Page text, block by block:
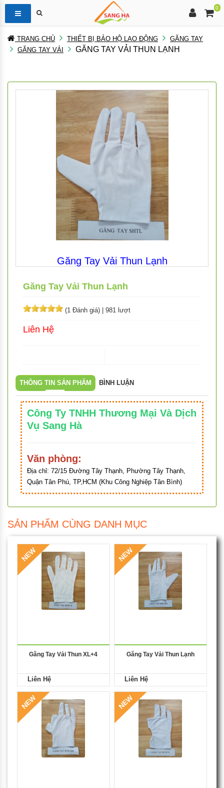
0
TRANG CHỦ THIẾT BỊ BẢO HỘ LAO ĐỘNG
GĂNG TAY
GĂNG TAY VẢI
GĂNG TAY VẢI THUN LẠNH
Găng Tay Vải Thun Lạnh
Găng Tay Vải Thun Lạnh
(1 Đánh giá) 981 lượt
Liên Hệ
THÔNG TIN SẢN PHẨM BÌNH LUẬN
Công Ty TNHH Thương Mại Và Dịch
Vụ Sang Hà
Văn phòng:
Địa chỉ: 72/15 Đường Tây Thạnh, Phường Tây Thạnh,
Quận Tân Phú, TP,HCM (Khu Công Nghiệp Tân Bình)
SẢN PHẨM CÙNG DANH MỤC
NEW
Găng Tay Vải Thun XL+4
Liên Hệ
NEW
Găng Tay Vải Thun Lạnh
Liên Hệ
NEW NEW